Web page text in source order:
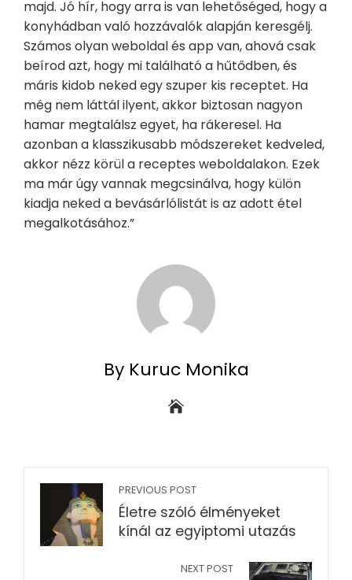
majd. Jó hír, hogy arra is van lehetőséged, hogy a
konyhádban való hozzávalók alapján keresgélj.
Számos olyan weboldal és app van, ahová csak
beírod azt, hogy mi található a hűtődben, és
máris kidob neked egy szuper kis receptet. Ha
még nem láttál ilyent, akkor biztosan nagyon
hamar megtalálsz egyet, ha rákeresel. Ha
azonban a klasszikusabb módszereket kedveled,
akkor nézz körül a receptes weboldalakon. Ezek
ma már úgy vannak megcsinálva, hogy külön
kiadja neked a bevásárlólistát is az adott étel
megalkotásához.”
By Kuruc Monika
PREVIOUS POST
Életre szóló élményeket
kínál az egyiptomi utazás
NEXT POST